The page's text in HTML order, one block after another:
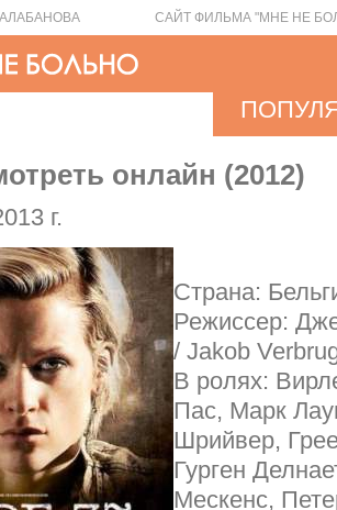
САЙТ ФИЛЬМА "МНЕ НЕ
онлайн (2012)
г.
Страна:
Режиссер:
/ Jakob
В ролях:
Пас, Марк
Шрийвер,
Гурген
Мескенс,